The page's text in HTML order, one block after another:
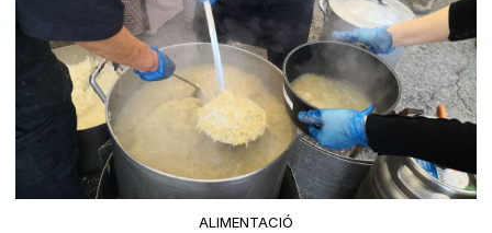
ALIMENTACIÓ